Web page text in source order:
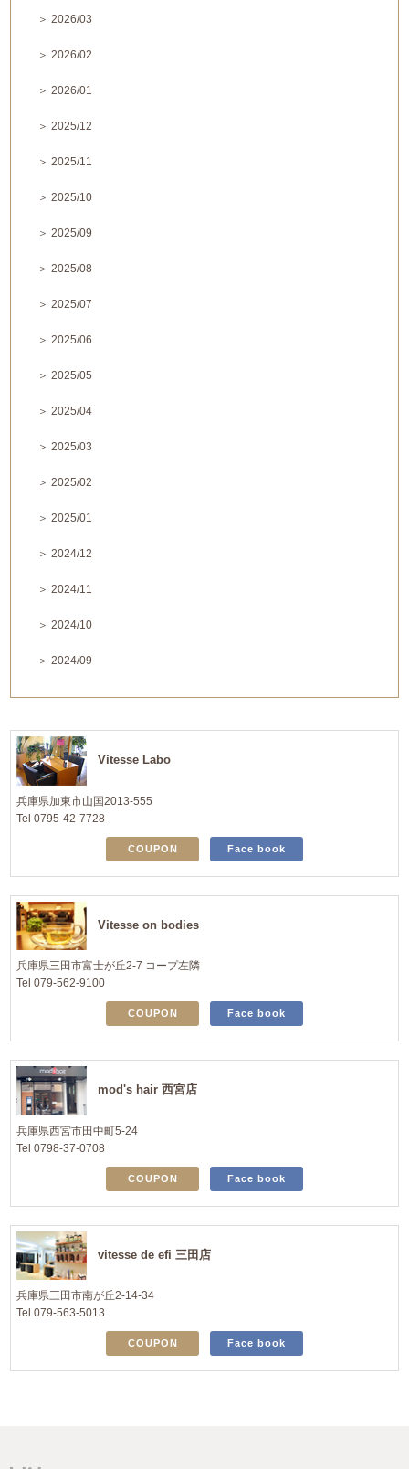
＞ 2026/03
＞ 2026/02
＞ 2026/01
＞ 2025/12
＞ 2025/11
＞ 2025/10
＞ 2025/09
＞ 2025/08
＞ 2025/07
＞ 2025/06
＞ 2025/05
＞ 2025/04
＞ 2025/03
＞ 2025/02
＞ 2025/01
＞ 2024/12
＞ 2024/11
＞ 2024/10
＞ 2024/09
Vitesse Labo
兵庫県加東市山国2013-555
Tel 0795-42-7728
COUPON Face book
Vitesse on bodies
兵庫県三田市富士が丘2-7 コープ左隣
Tel 079-562-9100
COUPON Face book
mod's hair 西宮店
兵庫県西宮市田中町5-24
Tel 0798-37-0708
COUPON Face book
vitesse de efi 三田店
兵庫県三田市南が丘2-14-34
Tel 079-563-5013
COUPON Face book